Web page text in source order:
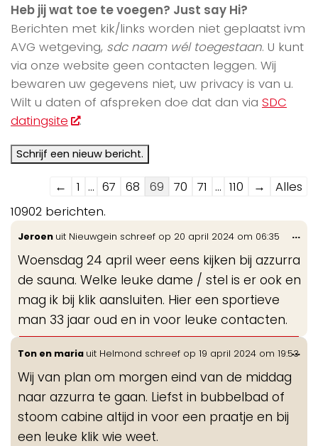
Heb jij wat toe te voegen? Just say Hi?
Berichten met kik/links worden niet geplaatst ivm
AVG wetgeving, sdc naam wél toegestaan. U kunt
via onze website geen contacten leggen. Wij
bewaren uw gegevens niet, uw privacy is van u.
Wilt u daten of afspreken doe dat dan via SDC
datingsite
.
Navigatie
door
de
gastenboek-
lijst
← 1 ... 67 68 69 70 71 ... 110 →
Alles
10902 berichten.
Jeroen uit Nieuwgein schreef op 20 april 2024 om 06:35
Woensdag 24 april weer eens kijken bij azzurra
de sauna. Welke leuke dame / stel is er ook en
mag ik bij klik aansluiten. Hier een sportieve
man 33 jaar oud en in voor leuke contacten.
...
Ton en maria uit Helmond schreef op 19 april 2024 om 19:53
Wij van plan om morgen eind van de middag
naar azzurra te gaan. Liefst in bubbelbad of
stoom cabine altijd in voor een praatje en bij
een leuke klik wie weet.
...